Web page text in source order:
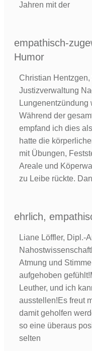
Jahren mit der
empathisch-
Humor
Christian
Justizverwaltung
Lungenentzündung
Während der
empfand ich dies
hatte die
mit Übungen,
Areale und
zu Leibe rückte.
ehrlich,
Liane Löffler, Dipl.-
Atmung und
aufgehoben
Leuther, und ich
ausstellen!Es freut
damit geholfen
so eine überaus
selten